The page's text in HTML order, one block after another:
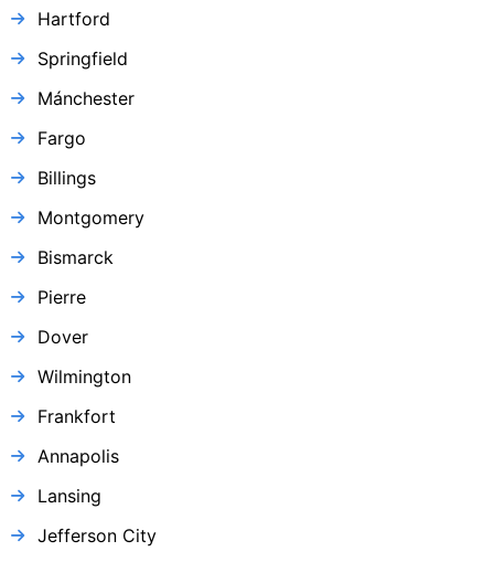
Hartford
Springfield
Mánchester
Fargo
Billings
Montgomery
Bismarck
Pierre
Dover
Wilmington
Frankfort
Annapolis
Lansing
Jefferson City